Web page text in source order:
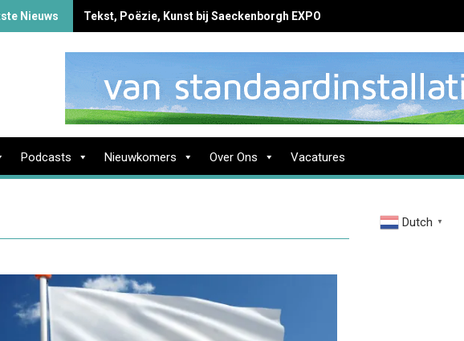
Nieuws Tekst, Poëzie, Kunst bij Saeckenborgh EXPO
Podcasts Nieuwkomers Over Ons Vacatures
Dutch ▼